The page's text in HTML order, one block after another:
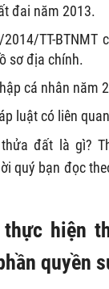
đai năm 2013.
TT-BTNMT
sơ địa chính.
cá nhân năm
luật có liên
đất là gì?
quý bạn đọc
hiện
quyền